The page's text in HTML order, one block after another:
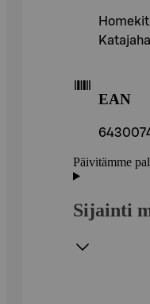
Homekit
EAN
Päivitämme
Sijainti